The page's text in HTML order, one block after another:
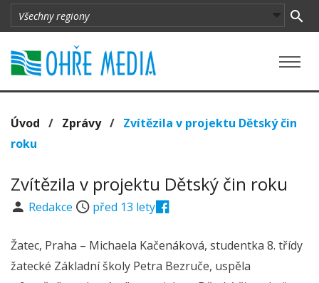
Úvod / Zprávy/ Zvítězila v projektu Dětský čin
roku
Zvítězila v projektu Dětský čin roku
Redakce před 13 lety
Žatec, Praha – Michaela Kačenáková, studentka 8. třídy
žatecké Základní školy Petra Bezruče, uspěla